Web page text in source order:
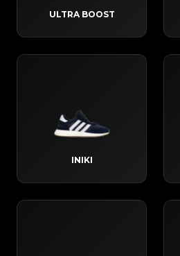
ULTRA BOOST
INIKI